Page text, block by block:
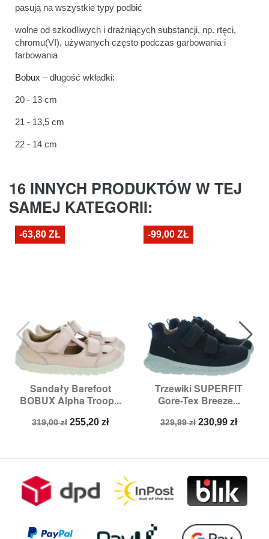
pasują na wszystkie typy podbić
wolne od szkodliwych i drażniących substancji, np. rtęci,
chromu(VI), używanych często podczas garbowania i
farbowania
Bobux – długość wkładki:
20 - 13 cm
21 - 13,5 cm
22 - 14 cm
16 INNYCH PRODUKTÓW W TEJ
SAMEJ KATEGORII:
Sandały Barefoot
BOBUX Alpha Troop...
Cena
319,00 zł Cena
255,20 zł
-63,80 ZŁ
Trzewiki SUPERFIT
Gore-Tex Breeze...
Cena
329,99 zł Cena
230,99 zł
-99,00 ZŁ